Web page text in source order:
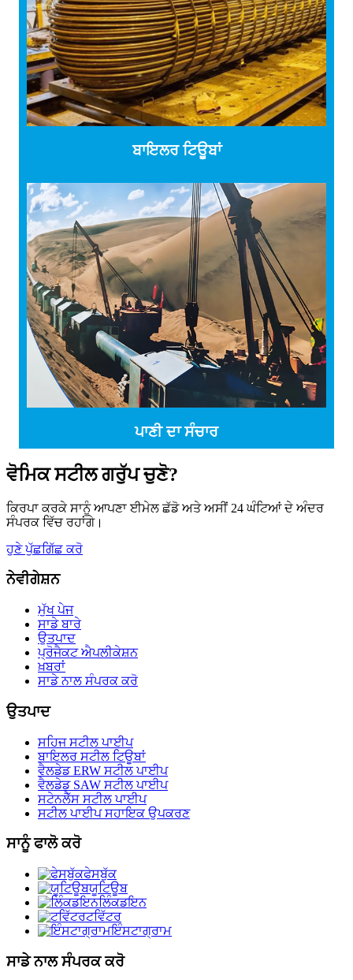
ਬਾਇਲਰ ਟਿਊਬਾਂ
ਪਾਣੀ ਦਾ ਸੰਚਾਰ
ਵੋਮਿਕ ਸਟੀਲ ਗਰੁੱਪ ਚੁਣੋ?
ਕਿਰਪਾ ਕਰਕੇ ਸਾਨੂੰ ਆਪਣਾ ਈਮੇਲ ਛੱਡੋ ਅਤੇ ਅਸੀਂ 24 ਘੰਟਿਆਂ ਦੇ ਅੰਦਰ
ਸੰਪਰਕ ਵਿੱਚ ਰਹਾਂਗੇ।
ਹੁਣੇ ਪੁੱਛਗਿੱਛ ਕਰੋ
ਨੇਵੀਗੇਸ਼ਨ
ਮੁੱਖ ਪੇਜ
ਸਾਡੇ ਬਾਰੇ
ਉਤਪਾਦ
ਪ੍ਰੋਜੈਕਟ ਐਪਲੀਕੇਸ਼ਨ
ਖ਼ਬਰਾਂ
ਸਾਡੇ ਨਾਲ ਸੰਪਰਕ ਕਰੋ
ਉਤਪਾਦ
ਸਹਿਜ ਸਟੀਲ ਪਾਈਪ
ਬਾਇਲਰ ਸਟੀਲ ਟਿਊਬਾਂ
ਵੈਲਡੇਡ ERW ਸਟੀਲ ਪਾਈਪ
ਵੈਲਡੇਡ SAW ਸਟੀਲ ਪਾਈਪ
ਸਟੇਨਲੈੱਸ ਸਟੀਲ ਪਾਈਪ
ਸਟੀਲ ਪਾਈਪ ਸਹਾਇਕ ਉਪਕਰਣ
ਸਾਨੂੰ ਫਾਲੋ ਕਰੋ
ਫੇਸਬੁੱਕ
ਯੂਟਿਊਬ
ਲਿੰਕਡਇਨ
ਟਵਿੱਟਰ
ਇੰਸਟਾਗ੍ਰਾਮ
ਸਾਡੇ ਨਾਲ ਸੰਪਰਕ ਕਰੋ